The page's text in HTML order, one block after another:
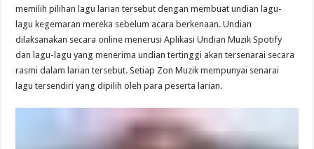
memilih pilihan lagu larian tersebut dengan membuat undian lagu-
lagu kegemaran mereka sebelum acara berkenaan. Undian
dilaksanakan secara online menerusi Aplikasi Undian Muzik Spotify
dan lagu-lagu yang menerima undian tertinggi akan tersenarai secara
rasmi dalam larian tersebut. Setiap Zon Muzik mempunyai senarai
lagu tersendiri yang dipilih oleh para peserta larian.